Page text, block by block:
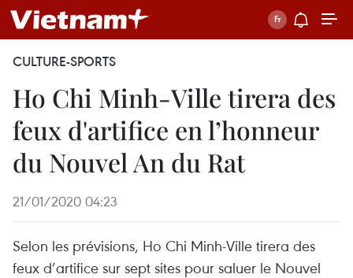
CULTURE-SPORTS
Ho Chi Minh-Ville tirera des
feux d'artifice en l’honneur
du Nouvel An du Rat
21/01/2020 04:23
Selon les prévisions, Ho Chi Minh-Ville tirera des
feux d’artifice sur sept sites pour saluer le Nouvel